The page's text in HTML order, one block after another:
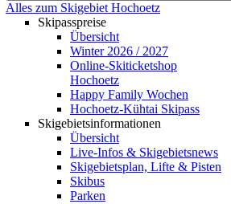
Alles zum Skigebiet Hochoetz
Skipasspreise
Übersicht
Winter 2026 / 2027
Online-Skiticketshop
Hochoetz
Happy Family Wochen
Hochoetz-Kühtai Skipass
Skigebietsinformationen
Übersicht
Live-Infos & Skigebietsnews
Skigebietsplan, Lifte & Pisten
Skibus
Parken